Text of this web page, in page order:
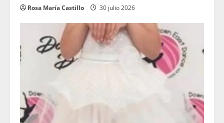
Rosa María Castillo 30 julio 2026